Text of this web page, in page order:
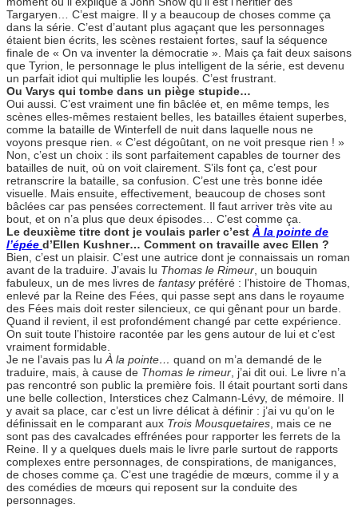
Targaryen… C’est maigre. Il y a beaucoup de choses comme ça
dans la série. C’est d’autant plus agaçant que les personnages
étaient bien écrits, les scènes restaient fortes, sauf la séquence
finale de « On va inventer la démocratie ». Mais ça fait deux saisons
que Tyrion, le personnage le plus intelligent de la série, est devenu
un parfait idiot qui multiplie les loupés. C’est frustrant.
Ou Varys qui tombe dans un piège stupide…
Oui aussi. C’est vraiment une fin bâclée et, en même temps, les
scènes elles-mêmes restaient belles, les batailles étaient superbes,
comme la bataille de Winterfell de nuit dans laquelle nous ne
voyons presque rien. « C’est dégoûtant, on ne voit presque rien ! »
Non, c’est un choix : ils sont parfaitement capables de tourner des
batailles de nuit, où on voit clairement. S’ils font ça, c’est pour
retranscrire la bataille, sa confusion. C’est une très bonne idée
visuelle. Mais ensuite, effectivement, beaucoup de choses sont
bâclées car pas pensées correctement. Il faut arriver très vite au
bout, et on n’a plus que deux épisodes… C’est comme ça.
Le deuxième titre dont je voulais parler c’est À la pointe de
l’épée d’Ellen Kushner… Comment on travaille avec Ellen ?
Bien, c’est un plaisir. C’est une autrice dont je connaissais un roman
avant de la traduire. J’avais lu Thomas le Rimeur , un bouquin
fabuleux, un de mes livres de fantasypréféré : l’histoire de Thomas,
enlevé par la Reine des Fées, qui passe sept ans dans le royaume
des Fées mais doit rester silencieux, ce qui gênant pour un barde.
Quand il revient, il est profondément changé par cette expérience.
On suit toute l’histoire racontée par les gens autour de lui et c’est
vraiment formidable.
Je ne l’avais pas lu À la pointe… quand on m’a demandé de le
traduire, mais, à cause de Thomas le rimeur , j’ai dit oui. Le livre n’a
pas rencontré son public la première fois. Il était pourtant sorti dans
une belle collection, Interstices chez Calmann-Lévy, de mémoire. Il
y avait sa place, car c’est un livre délicat à définir : j’ai vu qu’on le
définissait en le comparant aux Trois Mousquetaires , mais ce ne
sont pas des cavalcades effrénées pour rapporter les ferrets de la
Reine. Il y a quelques duels mais le livre parle surtout de rapports
complexes entre personnages, de conspirations, de manigances,
de choses comme ça. C’est une tragédie de mœurs, comme il y a
des comédies de mœurs qui reposent sur la conduite des
personnages.